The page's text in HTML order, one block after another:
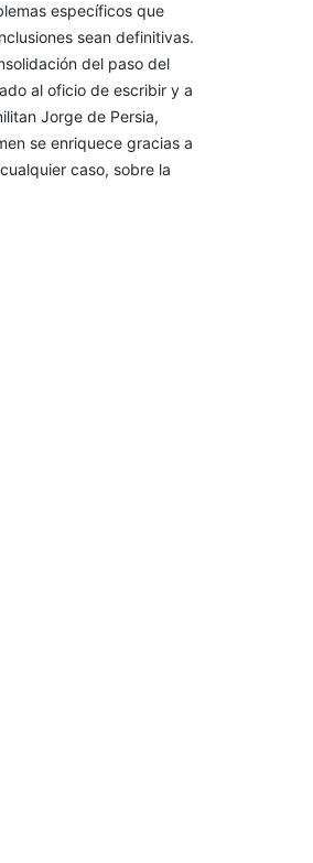
específicos que
sean definitivas.
del paso del
al oficio de escribir y a
Jorge de Persia,
se enriquece gracias a
caso, sobre la